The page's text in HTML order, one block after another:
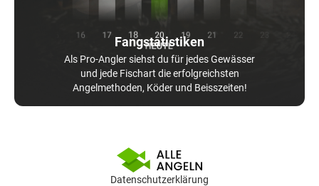
Fangstatistiken
Als Pro-Angler siehst du für jedes Gewässer
und jede Fischart die erfolgreichsten
Angelmethoden, Köder und Beisszeiten!
Datenschutzerklärung